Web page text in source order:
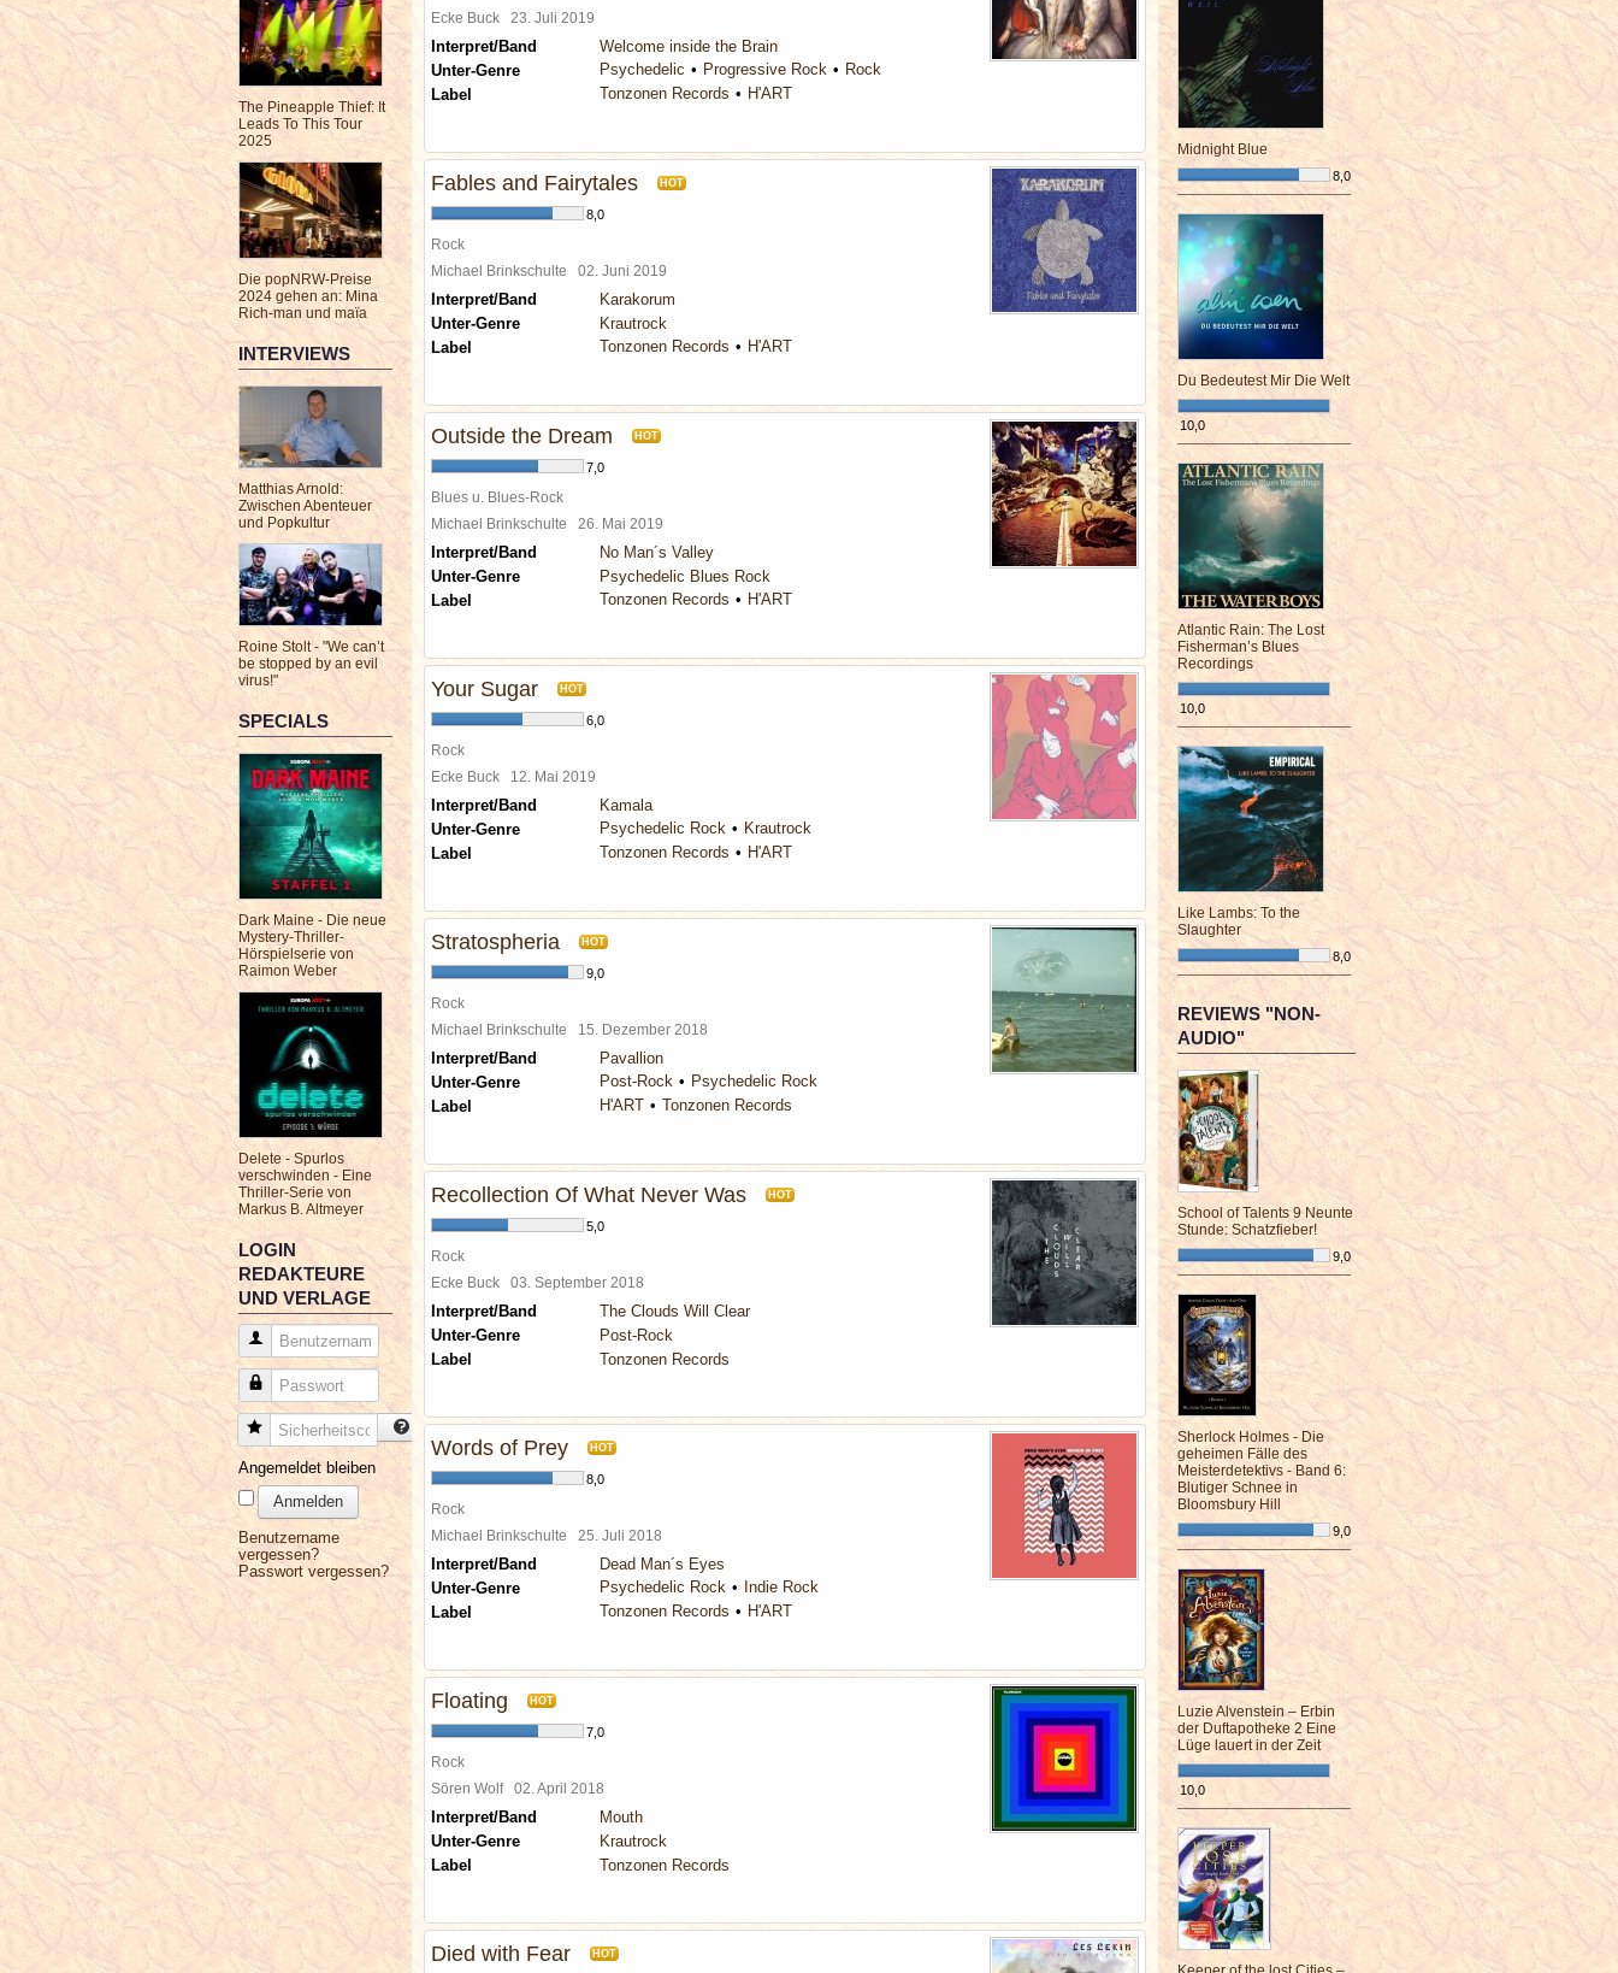
The Pineapple Thief: It
Leads To This Tour
2025
Die popNRW-Preise
2024 gehen an: Mina
Rich-man und maïa
INTERVIEWS
Matthias Arnold:
Zwischen Abenteuer
und Popkultur
Roine Stolt - "We can’t
be stopped by an evil
virus!"
SPECIALS
Dark Maine - Die neue
Mystery-Thriller-
Hörspielserie von
Raimon Weber
Delete - Spurlos
verschwinden - Eine
Thriller-Serie von
Markus B. Altmeyer
LOGIN
REDAKTEURE
UND VERLAGE
Benutzername
Passwort
Sicherheitscode
Angemeldet bleiben
Anmelden
Benutzername
vergessen?
Passwort vergessen?
Ecke Buck 23. Juli 2019
Interpret/Band
Welcome inside the Brain
Unter-Genre
Psychedelic Progressive Rock
Rock
Label
Tonzonen Records H'ART
Fables and Fairytales HOT
8,0
Rock
Michael Brinkschulte 02. Juni 2019
Interpret/Band
Karakorum
Unter-Genre
Krautrock
Label
Tonzonen Records H'ART
Outside the Dream HOT
7,0
Blues u. Blues-Rock
Michael Brinkschulte 26. Mai 2019
Interpret/Band
No Man´s Valley
Unter-Genre
Psychedelic Blues Rock
Label
Tonzonen Records H'ART
Your Sugar HOT
6,0
Rock
Ecke Buck 12. Mai 2019
Interpret/Band
Kamala
Unter-Genre
Psychedelic Rock
Krautrock
Label
Tonzonen Records H'ART
Stratospheria HOT
9,0
Rock
Michael Brinkschulte 15. Dezember 2018
Interpret/Band
Pavallion
Unter-Genre
Post-Rock
Psychedelic Rock
Label
H'ART Tonzonen Records
Recollection Of What Never Was HOT
5,0
Rock
Ecke Buck 03. September 2018
Interpret/Band
The Clouds Will Clear
Unter-Genre
Post-Rock
Label
Tonzonen Records
Words of Prey HOT
8,0
Rock
Michael Brinkschulte 25. Juli 2018
Interpret/Band
Dead Man´s Eyes
Unter-Genre
Psychedelic Rock
Indie Rock
Label
Tonzonen Records H'ART
Floating HOT
7,0
Rock
Sören Wolf 02. April 2018
Interpret/Band
Mouth
Unter-Genre
Krautrock
Label
Tonzonen Records
Died with Fear HOT
Midnight Blue
8,0
¯¯¯¯¯¯¯¯¯¯¯¯¯¯¯¯¯¯¯¯¯¯¯¯
Du Bedeutest Mir Die Welt
10,0
¯¯¯¯¯¯¯¯¯¯¯¯¯¯¯¯¯¯¯¯¯¯¯¯
Atlantic Rain: The Lost
Fisherman’s Blues
Recordings
10,0
¯¯¯¯¯¯¯¯¯¯¯¯¯¯¯¯¯¯¯¯¯¯¯¯
Like Lambs: To the
Slaughter
8,0
¯¯¯¯¯¯¯¯¯¯¯¯¯¯¯¯¯¯¯¯¯¯¯¯
REVIEWS "NON-
AUDIO"
School of Talents 9 Neunte
Stunde: Schatzfieber!
9,0
¯¯¯¯¯¯¯¯¯¯¯¯¯¯¯¯¯¯¯¯¯¯¯¯
Sherlock Holmes - Die
geheimen Fälle des
Meisterdetektivs - Band 6:
Blutiger Schnee in
Bloomsbury Hill
9,0
¯¯¯¯¯¯¯¯¯¯¯¯¯¯¯¯¯¯¯¯¯¯¯¯
Luzie Alvenstein – Erbin
der Duftapotheke 2 Eine
Lüge lauert in der Zeit
10,0
¯¯¯¯¯¯¯¯¯¯¯¯¯¯¯¯¯¯¯¯¯¯¯¯